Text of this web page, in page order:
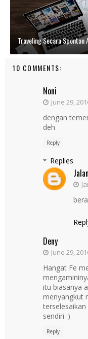
Traveling Secara Spontan
10 COMMENTS:
Noni
June 29,
dengan
deh
Reply
Replies
Deny
June 29,
Hangat Fe
itu biasanya
menyangkut
sendiri :)
Reply